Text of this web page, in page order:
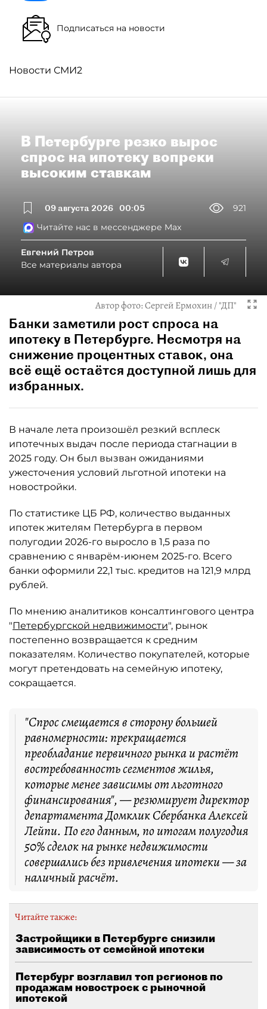
Подписаться на новости
Новости СМИ2
В Петербурге резко вырос
спрос на ипотеку вопреки
высоким ставкам
09 августа 2026 00:05
921
Читайте нас в мессенджере Max
Евгений Петров
Все материалы автора
Автор фото:Сергей Ермохин / "ДП"
Банки заметили рост спроса на
ипотеку в Петербурге. Несмотря на
снижение процентных ставок, она
всё ещё остаётся доступной лишь для
избранных.
В начале лета произошёл резкий всплеск
ипотечных выдач после периода стагнации в
2025 году. Он был вызван ожиданиями
ужесточения условий льготной ипотеки на
новостройки.
По статистике ЦБ РФ, количество выданных
ипотек жителям Петербурга в первом
полугодии 2026-го выросло в 1,5 раза по
сравнению с январём-июнем 2025-го. Всего
банки оформили 22,1 тыс. кредитов на 121,9 млрд
рублей.
По мнению аналитиков консалтингового центра
"Петербургской недвижимости", рынок
постепенно возвращается к средним
показателям. Количество покупателей, которые
могут претендовать на семейную ипотеку,
сокращается.
"Спрос смещается в сторону большей
равномерности: прекращается
преобладание первичного рынка и растёт
востребованность сегментов жилья,
которые менее зависимы от льготного
финансирования", — резюмирует директор
департамента Домклик Сбербанка Алексей
Лейпи. По его данным, по итогам полугодия
50% сделок на рынке недвижимости
совершались без привлечения ипотеки — за
наличный расчёт.
Читайте также:
Застройщики в Петербурге снизили
зависимость от семейной ипотеки
Петербург возглавил топ регионов по
продажам новостроек с рыночной
ипотекой